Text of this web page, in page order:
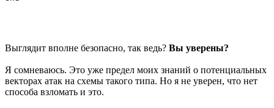
Выглядит вполне безопасно, так ведь? Вы уверены?
Я сомневаюсь. Это уже предел моих знаний о потенциальных
векторах атак на схемы такого типа. Но я не уверен, что нет
способа взломать и это.